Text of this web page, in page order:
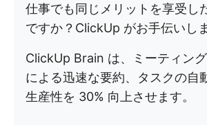
仕事でも同じメリットを享受し
ですか？ClickUp がお手伝いし
ClickUp Brain は、ミーティン
による迅速な要約、タスクの自
生産性を 30% 向上させます。